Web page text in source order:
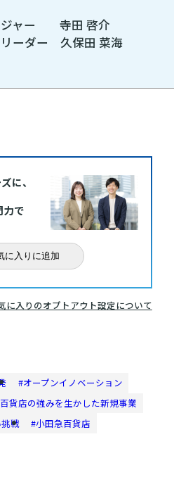
ジャー 寺田 啓介
ー 久保田 菜海
に、
で
に入りに追加
に入りのオプトアウト設定について
#オープンイノベーション
貨店の強みを生かした新規事業
戦
#小田急百貨店